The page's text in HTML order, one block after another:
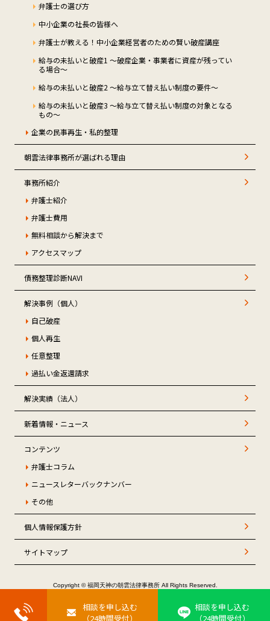
相談を申し込む
（24時間受付）
相談を申し込む
（24時間受付）
弁護士の選び方
中小企業の社長の皆様へ
弁護士が教える！中小企業経営者のための賢い破産講座
給与の未払いと破産1 ～破産企業・事業者に資産が残ってい
る場合～
給与の未払いと破産2 ～給与立て替え払い制度の要件～
給与の未払いと破産3 ～給与立て替え払い制度の対象となる
もの～
企業の民事再生・私的整理
朝雲法律事務所が選ばれる理由
事務所紹介
弁護士紹介
弁護士費用
無料相談から解決まで
アクセスマップ
債務整理診断NAVI
解決事例（個人）
自己破産
個人再生
任意整理
過払い金返還請求
解決実績（法人）
新着情報・ニュース
コンテンツ
弁護士コラム
ニュースレターバックナンバー
その他
個人情報保護方針
サイトマップ
Copyright © 福岡天神の朝雲法律事務所 All Rights Reserved.